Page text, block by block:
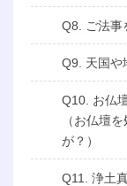
Q8. ご法事
Q9. 天国や
Q10. お仏
（お仏壇
が？）
Q11. 浄土